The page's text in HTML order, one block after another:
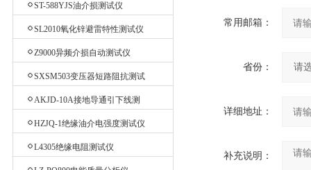
ST-588YJS油介损测试仪
SL2010氧化锌避雷特性测试仪
Z9000异频介损自动测试仪
SXSM503变压器短路阻抗测试
AKJD-10A接地导通引下线测
HZJQ-1绝缘油介电强度测试仪
L4305绝缘电阻测试仪
常用邮箱：
省份：
详细地址：
补充说明：